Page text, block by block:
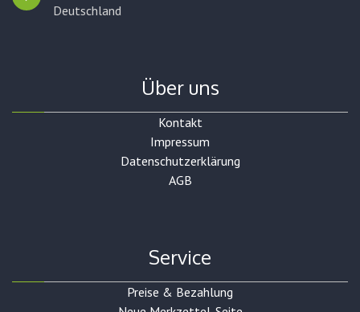
Deutschland
Über uns
Kontakt
Impressum
Datenschutzerklärung
AGB
Service
Preise & Bezahlung